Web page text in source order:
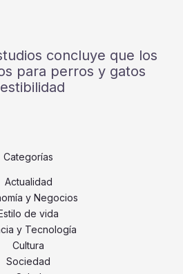
concluye que los
para perros y gatos
Categorías
Actualidad
y Negocios
de vida
y Tecnología
Cultura
Sociedad